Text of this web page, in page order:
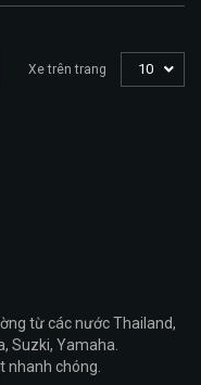
Xe trên trang 10
từ các nước Thailand,
Suzki, Yamaha.
nhanh chóng.